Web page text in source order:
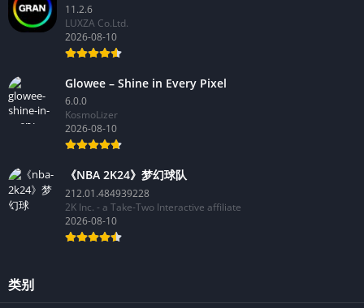
11.2.6
LUXZA Co.Ltd.
2026-08-10
Glowee – Shine in Every Pixel
6.0.0
KosmoLizer
2026-08-10
《NBA 2K24》梦幻球队
212.01.484939228
2K Inc. - a Take-Two Interactive affiliate
2026-08-10
类别